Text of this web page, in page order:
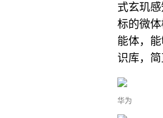
式玄玑
标的微
能体，
识库，简
华为